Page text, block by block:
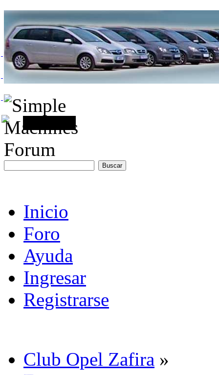
Inicio
Foro
Ayuda
Ingresar
Registrarse
Club Opel Zafira »